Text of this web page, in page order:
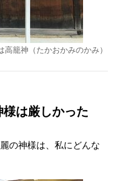
籠神（たかおかみのかみ）
は厳しかった
の神様は、私にどんな